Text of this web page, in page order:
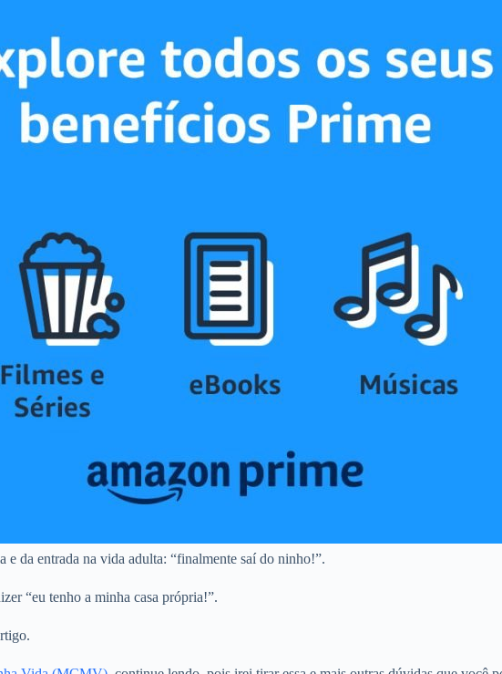
e da entrada na vida adulta: “finalmente saí do ninho!”.
“eu tenho a minha casa própria!”.